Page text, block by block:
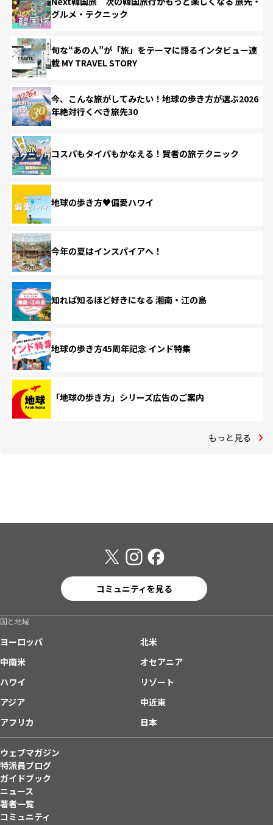
グルメ・テクニック
旬な“あの人”が「旅」をテーマに語るインタビュー連
載 MY TRAVEL STORY
今、こんな旅がしてみたい！地球の歩き方が選ぶ2026
年絶対行くべき旅先30
コスパもタイパもかなえる！賢者の旅テクニック
地球の歩き方♥偏愛ハワイ
今年の夏はインスパイアへ！
知れば知るほど好きになる 湘南・江の島
地球の歩き方45周年記念 インド特集
「地球の歩き方」シリーズ広告のご案内
もっと見る
コミュニティを見る
国と地域
ヨーロッパ
北米
中南米
オセアニア
ハワイ
リゾート
アジア
中近東
アフリカ
日本
ウェブマガジン
特派員ブログ
ガイドブック
ニュース
著者一覧
コミュニティ